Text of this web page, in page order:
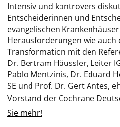
Intensiv und kontrovers
Entscheiderinnen und
evangelischen
Herausforderungen wie auch
Transformation mit den
Dr. Bertram Häussler, Leiter
Pablo Mentzinis, Dr. Eduard
SE und Prof. Dr. Gert Antes,
Vorstand der Cochrane
Sie mehr!